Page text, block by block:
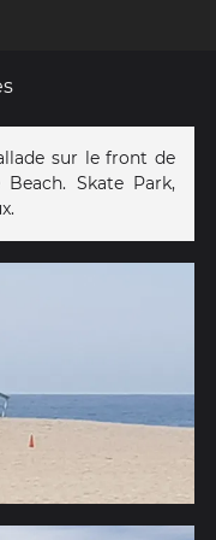
sur le front de
Skate Park,